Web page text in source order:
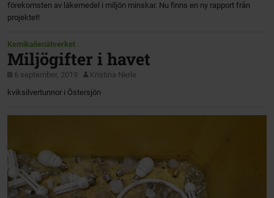
förekomsten av läkemedel i miljön minskar. Nu finns en ny rapport från
projektet!
Kemikalienätverket
Miljögifter i havet
6 september, 2019
Kristina Nerle
kviksilvertunnor i Östersjön